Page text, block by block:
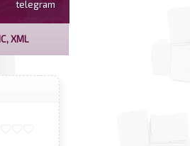
telegram
XML